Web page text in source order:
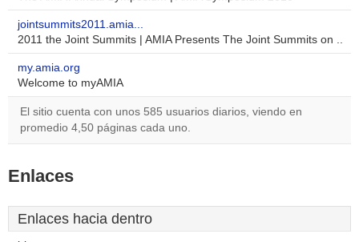
jointsummits2011.amia...
2011 the Joint Summits | AMIA Presents The Joint Summits on ..
my.amia.org
Welcome to myAMIA
El sitio cuenta con unos 585 usuarios diarios, viendo en
promedio 4,50 páginas cada uno.
Enlaces
Enlaces hacia dentro